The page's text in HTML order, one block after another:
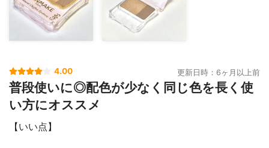
4.00 更新日時：6ヶ月以上前
普段使いに◎配色が少なく同じ色を長く使
い方にオススメ
【いい点】